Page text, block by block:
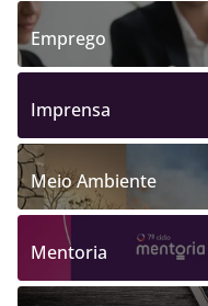
Emprego
Imprensa
Meio Ambiente
Mentoria